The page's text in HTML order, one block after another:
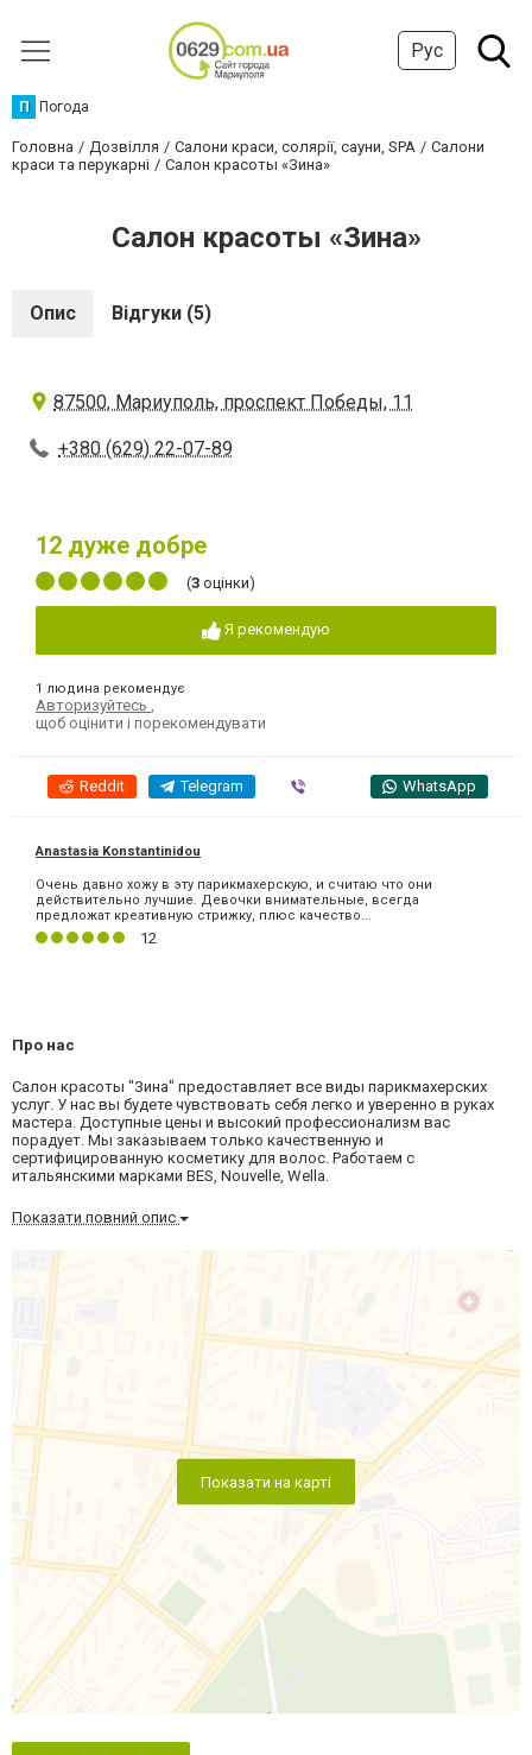
Рус
П Погода
Головна Дозвілля Салони краси, солярії, сауни, SPA
Салони
краси та перукарні
Салон красоты «Зина»
Салон красоты «Зина»
Опис Відгуки (5)
87500, Мариуполь, проспект Победы, 11
+380 (629) 22-07-89
12 дуже добре
(3 оцінки)
Я рекомендую
1 людина рекомендує
Авторизуйтесь
щоб оцінити і порекомендувати
Reddit Telegram WhatsApp
Anastasia Konstantinidou
Очень давно хожу в эту парикмахерскую, и считаю что они
действительно лучшие. Девочки внимательные, всегда
предложат креативную стрижку, плюс качество...
12
Про нас
Салон красоты "Зина" предоставляет все виды парикмахерских
услуг. У нас вы будете чувствовать себя легко и уверенно в руках
мастера. Доступные цены и высокий профессионализм вас
порадует. Мы заказываем только качественную и
сертифицированную косметику для волос. Работаем с
итальянскими марками BES, Nouvelle, Wella.
Показати повний опис
Показати на карті